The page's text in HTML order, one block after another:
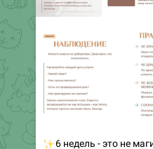
6 недель - это не
Оджас